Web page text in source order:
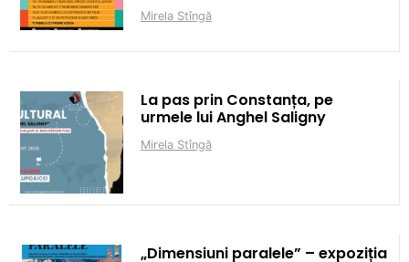
Mirela Stîngă
La pas prin Constanța, pe
urmele lui Anghel Saligny
Mirela Stîngă
„Dimensiuni paralele” – expoziția